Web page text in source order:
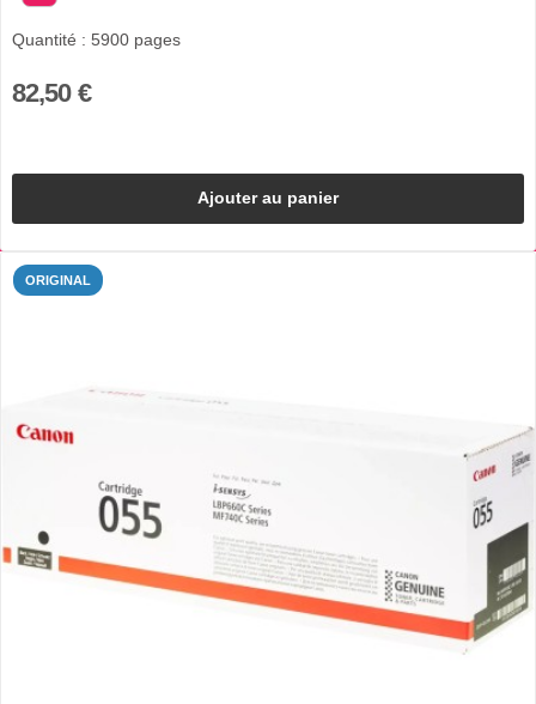
Quantité : 5900 pages
82,50 €
Ajouter au panier
ORIGINAL